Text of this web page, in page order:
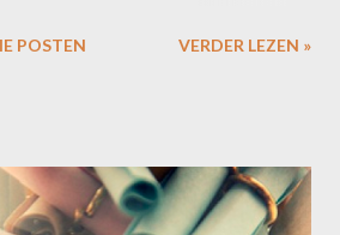
De rest van 'de band' schuifelt
zijn het hier allemaal van die
er ook normale mensen in het orkest?"
POSTEN VERDER LEZEN »